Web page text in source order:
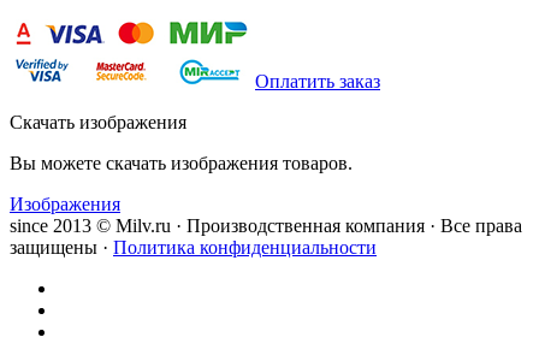
Оплатить заказ
Скачать изображения
Вы можете скачать изображения товаров.
Изображения
since 2013 © Milv.ru · Производственная компания · Все права
защищены · Политика конфиденциальности